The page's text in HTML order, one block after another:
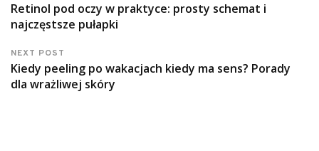
Retinol pod oczy w praktyce: prosty schemat i
najczęstsze pułapki
NEXT POST
Kiedy peeling po wakacjach kiedy ma sens? Porady
dla wrażliwej skóry